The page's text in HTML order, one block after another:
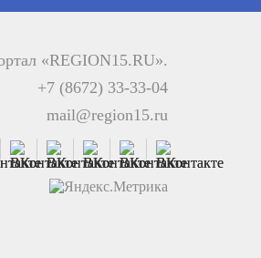
«REGION15.RU».
+7 (8672) 33-33-04
mail@region15.ru